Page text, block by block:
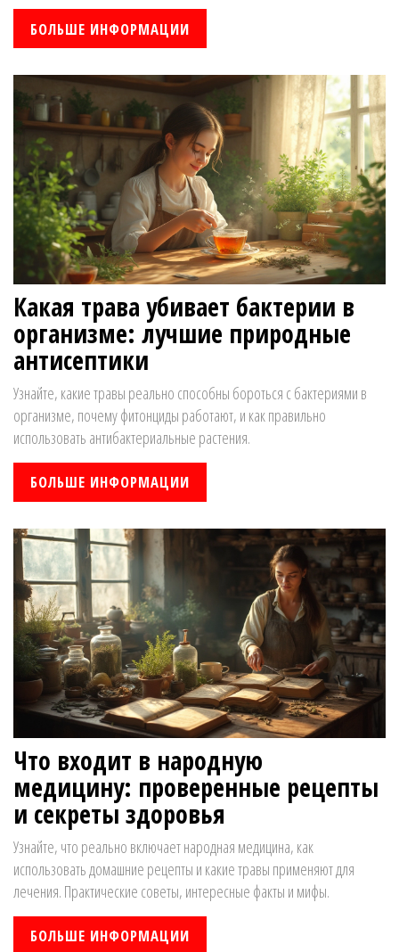
БОЛЬШЕ ИНФОРМАЦИИ
Какая трава убивает бактерии в
организме: лучшие природные
антисептики
Узнайте, какие травы реально способны бороться с бактериями в
организме, почему фитонциды работают, и как правильно
использовать антибактериальные растения.
БОЛЬШЕ ИНФОРМАЦИИ
Что входит в народную
медицину: проверенные рецепты
и секреты здоровья
Узнайте, что реально включает народная медицина, как
использовать домашние рецепты и какие травы применяют для
лечения. Практические советы, интересные факты и мифы.
БОЛЬШЕ ИНФОРМАЦИИ